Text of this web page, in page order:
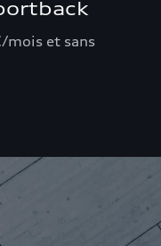
mois et sans